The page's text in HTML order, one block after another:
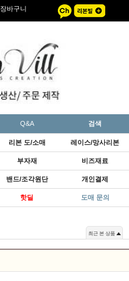
장바구니
Q&A 검색
리본 도/소매 레이스/망사리본
부자재 비즈재료
밴드/조각원단 개인결제
핫딜 도매 문의
최근 본 상품